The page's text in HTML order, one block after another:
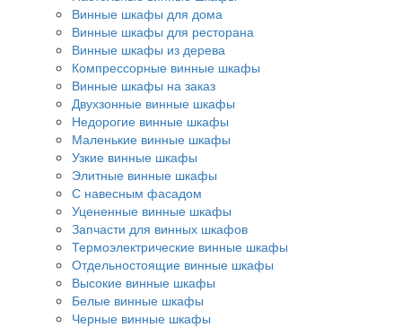
Винные шкафы для дома
Винные шкафы для ресторана
Винные шкафы из дерева
Компрессорные винные шкафы
Винные шкафы на заказ
Двухзонные винные шкафы
Недорогие винные шкафы
Маленькие винные шкафы
Узкие винные шкафы
Элитные винные шкафы
С навесным фасадом
Уцененные винные шкафы
Запчасти для винных шкафов
Термоэлектрические винные шкафы
Отдельностоящие винные шкафы
Высокие винные шкафы
Белые винные шкафы
Черные винные шкафы